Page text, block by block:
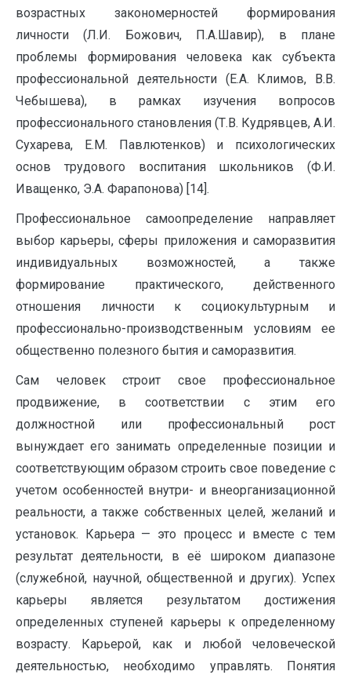
возрастных закономерностей формирования
личности (Л.И. Божович, П.А.Шавир), в плане
проблемы формирования человека как субъекта
профессиональной деятельности (Е.А. Климов, В.В.
Чебышева), в рамках изучения вопросов
профессионального становления (Т.В. Кудрявцев, А.И.
Сухарева, Е.М. Павлютенков) и психологических
основ трудового воспитания школьников (Ф.И.
Иващенко, Э.А. Фарапонова) [14].
Профессиональное самоопределение направляет
выбор карьеры, сферы приложения и саморазвития
индивидуальных возможностей, а также
формирование практического, действенного
отношения личности к социокультурным и
профессионально-производственным условиям ее
общественно полезного бытия и саморазвития.
Сам человек строит свое профессиональное
продвижение, в соответствии с этим его
должностной или профессиональный рост
вынуждает его занимать определенные позиции и
соответствующим образом строить свое поведение с
учетом особенностей внутри- и внеорганизационной
реальности, а также собственных целей, желаний и
установок. Карьера — это процесс и вместе с тем
результат деятельности, в её широком диапазоне
(служебной, научной, общественной и других). Успех
карьеры является результатом достижения
определенных ступеней карьеры к определенному
возрасту. Карьерой, как и любой человеческой
деятельностью, необходимо управлять. Понятия